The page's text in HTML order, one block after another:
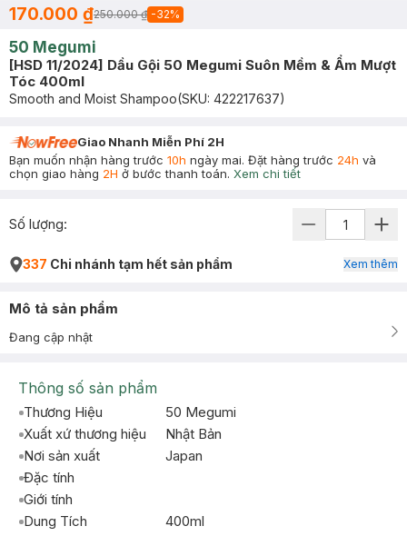
170.000 ₫250.000 ₫ -32%
50 Megumi
[HSD 11/2024] Dầu Gội 50 Megumi Suôn Mềm & Ẩm Mượt
Tóc 400ml
Smooth and Moist Shampoo(SKU: 422217637)
Giao Nhanh Miễn Phí 2H
Bạn muốn nhận hàng trước 10h ngày mai. Đặt hàng trước 24h và
chọn giao hàng 2H ở bước thanh toán. Xem chi tiết
Số lượng:
337 Chi nhánh tạm hết sản phẩm Xem thêm
Mô tả sản phẩm
Đang cập nhật
Thông số sản phẩm
Thương Hiệu
50 Megumi
Xuất xứ thương hiệu
Nhật Bản
Nơi sản xuất
Japan
Đặc tính
Giới tính
Dung Tích
400ml